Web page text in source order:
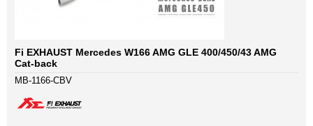
Fi EXHAUST Mercedes W166 AMG GLE 400/450/43 AMG
Cat-back
MB-1166-CBV